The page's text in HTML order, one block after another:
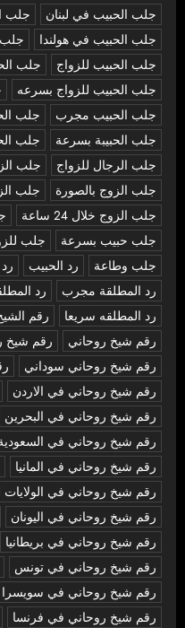
جلب الحبيب في لبنان
جلب
جلب الحبيب في هولندا
جلب
جلب الحبيب للزواج
جلب
جلب الحبيب للزواج بسرعه
جلب الحبيب مجرب
جلب
جلب الحبيبة بسرعة
جلب
جلب الرجال للزواج
جلب
جلب الزوج بالصورة
جلب
جلب الزوج خلال 24 ساعة
جلب حبيب بسرعة
جلب
جلب وطاعة
رد الحبيب
رد المطلقة مجرب
رد
رد المطلقه سريعا
رقم
رقم شيخ روحاني
رقم شيخ
رقم شيخ روحاني سوداني
رقم شيخ روحاني في الاردن
رقم شيخ روحاني في البحرين
رقم شيخ روحاني في
رقم شيخ روحاني في المانيا
رقم شيخ روحاني في الولايات
رقم شيخ روحاني في اليونان
رقم شيخ روحاني في بريطانيا
رقم شيخ روحاني في تونس
رقم شيخ روحاني في سويسرا
رقم شيخ روحاني في فرنسا